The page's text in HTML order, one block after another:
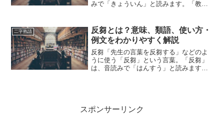
みで「きょういん」と読みます。「教
い方や類語について、小説などの用例を
紹介して、わかりやすく解説し...
二字熟語
反芻とは？意味、類語、使い方・
例文をわかりやすく解説
反芻「先生の言葉を反芻する」などのよ
うに使う「反芻」という言葉。「反芻」
は、音読みで「はんすう」と読みます。
スポンサーリンク